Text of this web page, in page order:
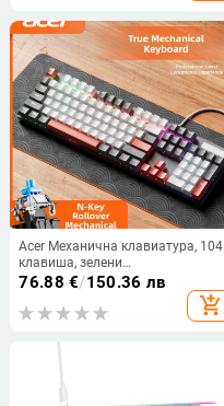
Acer Механична клавиатура, 104
клавиша, зелени
превключватели, жична,
водоустойчива, кабел 1,5 м
76.88 €/150.36 лв
add_shopping_cart